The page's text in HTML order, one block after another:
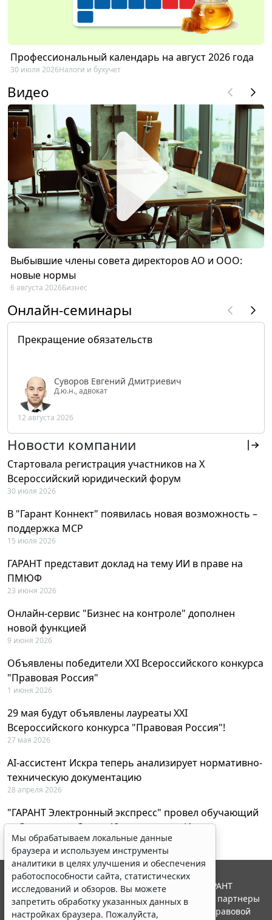
Профессиональный календарь на август 2026 года
30 июля 2026Налоги и бухучет
Видео
Выбывшие члены совета директоров АО и ООО:
новые нормы
6 августа 2026Бизнес
Онлайн-семинары
Прекращение обязательств
Суворов Евгений Дмитриевич
Д.ю.н., адвокат
12 августа 2026
Новости компании
Стартовала регистрация участников на X
Всероссийский юридический форум
30 июля 2026
В "Гарант Коннект" появилась новая возможность –
поддержка MCP
15 июля 2026
ГАРАНТ представит доклад на тему ИИ в праве на
ПМЮФ
23 июня 2026
Онлайн-сервис "Бизнес на контроле" дополнен
новой функцией
9 июня 2026
Объявлены победители XXI Всероссийского конкурса
"Правовая Россия"
1 июня 2026
29 мая будут объявлены лауреаты XXI
Всероссийского конкурса "Правовая Россия"!
27 мая 2026
AI-ассистент Искра теперь анализирует нормативно-
техническую документацию
28 апреля 2026
"ГАРАНТ Электронный экспресс" провел обучающий
вебинар по работе с AI-ассистентом Искра
23 апреля 2026
Мы обрабатываем локальные данные
браузера и используем инструменты
аналитики в целях улучшения и обеспечения
работоспособности сайта, статистических
исследований и обзоров. Вы можете
запретить обработку указанных данных в
настройках браузера. Пожалуйста,
© ООО "НПП "ГАРАНТ-СЕРВИС", 2026. Система ГАРАНТ
выпускается с 1990 года. Компания "Гарант" и ее партнеры
являются участниками Российской ассоциации правовой